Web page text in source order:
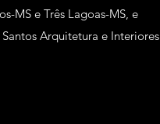
MS e Três Lagoas-MS, e
Arquitetura e Interiores